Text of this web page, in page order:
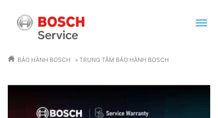
BẢO HÀNH BOSCH » TRUNG TÂM BẢO HÀNH BOSCH